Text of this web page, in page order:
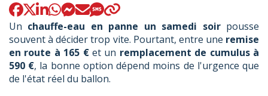
Un chauffe-eau en panne un samedi soirpousse
souvent à décider trop vite. Pourtant, entre une remise
en route à 165 €et un remplacement de cumulus à
590 €, la bonne option dépend moins de l'urgence que
de l'état réel du ballon.